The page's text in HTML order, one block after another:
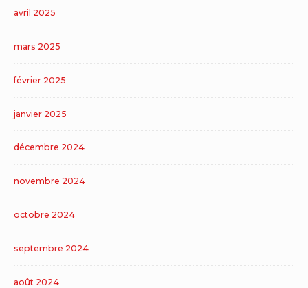
avril 2025
mars 2025
février 2025
janvier 2025
décembre 2024
novembre 2024
octobre 2024
septembre 2024
août 2024